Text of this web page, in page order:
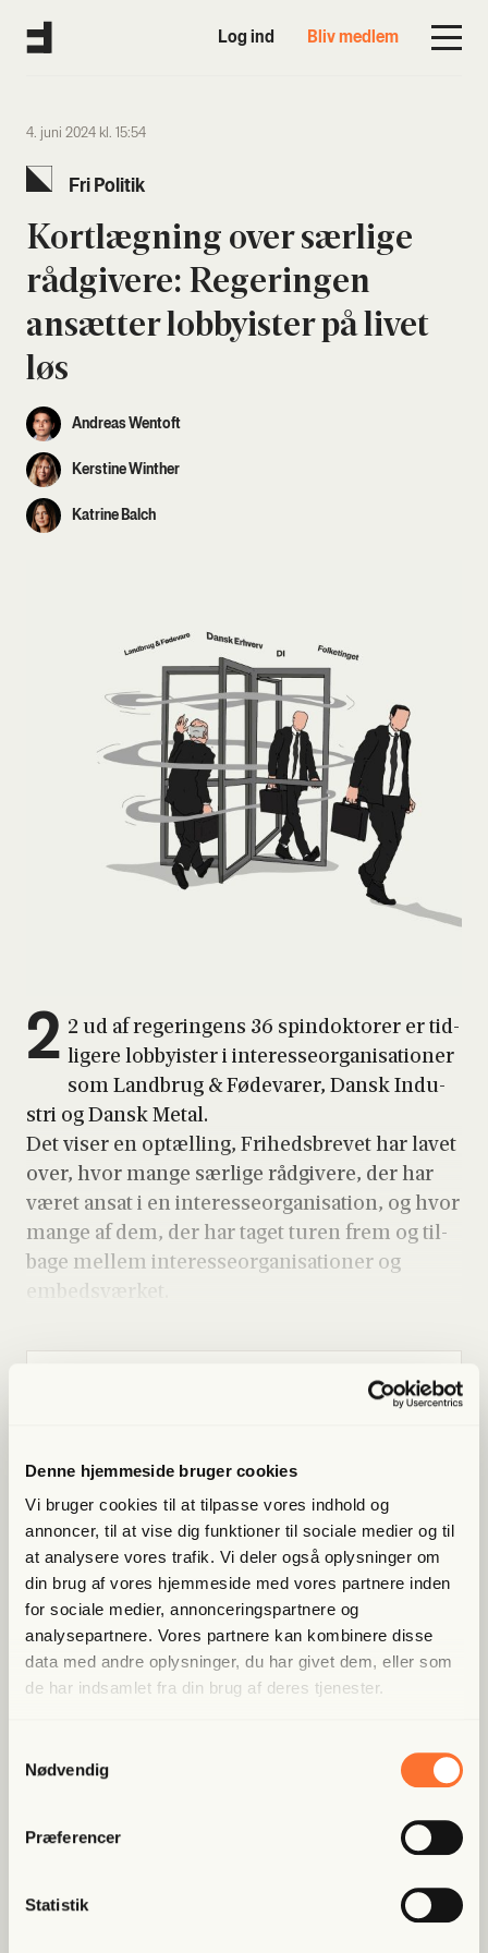
Denne hjemmeside bruger cookies
Vi bruger cookies til at tilpasse vores indhold og
annoncer, til at vise dig funktioner til sociale medier og til
at analysere vores trafik. Vi deler også oplysninger om
din brug af vores hjemmeside med vores partnere inden
for sociale medier, annonceringspartnere og
analysepartnere. Vores partnere kan kombinere disse
data med andre oplysninger, du har givet dem, eller som
de har indsamlet fra din brug af deres tjenester.
Nødvendig
Præferencer
Statistik
Log ind Bliv medlem
4. juni 2024 kl. 15:54
Fri Poli­tik
Kort­læg­ning over sær­li­ge
råd­gi­ve­re: Rege­rin­gen
ansæt­ter lob­byi­ster på livet
løs
Andreas Wentoft
Kerstine Winther
Katrine Balch
2 2 ud af rege­rin­gens 36 spin­dok­to­rer er tid­
li­ge­re lob­byi­ster i inter­es­se­or­ga­ni­sa­tio­ner
som Land­brug & Føde­va­rer, Dansk Indu­
stri og Dansk Metal.
Det viser en optæl­ling, Fri­heds­bre­vet har lavet
over, hvor man­ge sær­li­ge råd­gi­ve­re, der har
været ansat i en inter­es­se­or­ga­ni­sa­tion, og hvor
man­ge af dem, der har taget turen frem og til­
ba­ge mel­lem inter­es­se­or­ga­ni­sa­tio­ner og
spa­re 40%
Bliv med­lem og få adgang til hele Fri­heds­bre­vet. Fra
fin­der andre ste­der
Bliv med­lem og spar nu
Allerede medlem?Log ind her.